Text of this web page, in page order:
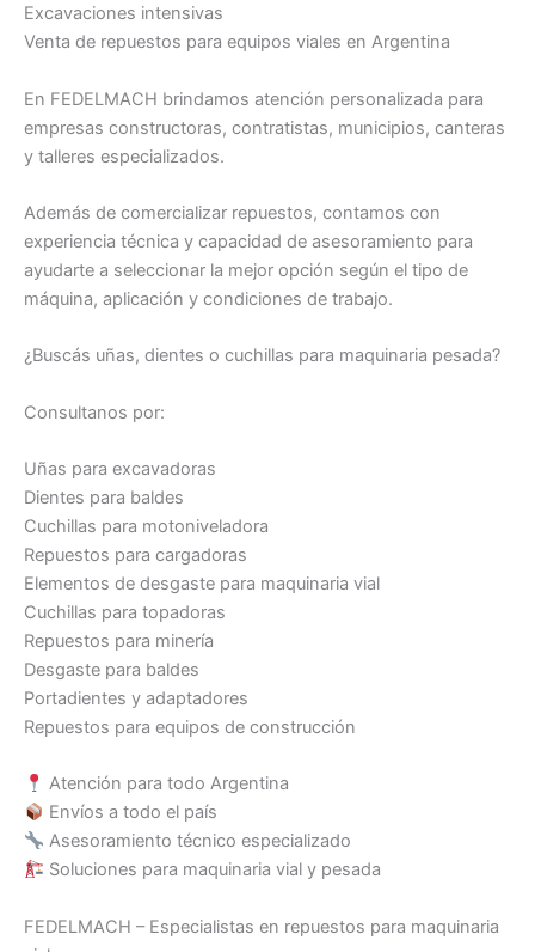
Excavaciones intensivas
Venta de repuestos para equipos viales en Argentina
En FEDELMACH brindamos atención personalizada para
empresas constructoras, contratistas, municipios, canteras
y talleres especializados.
Además de comercializar repuestos, contamos con
experiencia técnica y capacidad de asesoramiento para
ayudarte a seleccionar la mejor opción según el tipo de
máquina, aplicación y condiciones de trabajo.
¿Buscás uñas, dientes o cuchillas para maquinaria pesada?
Consultanos por:
Uñas para excavadoras
Dientes para baldes
Cuchillas para motoniveladora
Repuestos para cargadoras
Elementos de desgaste para maquinaria vial
Cuchillas para topadoras
Repuestos para minería
Desgaste para baldes
Portadientes y adaptadores
Repuestos para equipos de construcción
Atención para todo Argentina
Envíos a todo el país
Asesoramiento técnico especializado
Soluciones para maquinaria vial y pesada
FEDELMACH – Especialistas en repuestos para maquinaria